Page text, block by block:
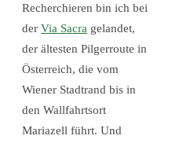
Recherchieren bin ich bei
der Via Sacra gelandet,
der ältesten Pilgerroute in
Österreich, die vom
Wiener Stadtrand bis in
den Wallfahrtsort
Mariazell führt. Und